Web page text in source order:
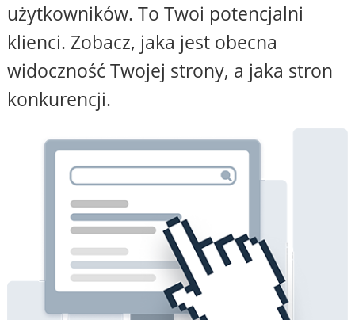
użytkowników. To Twoi potencjalni
klienci. Zobacz, jaka jest obecna
widoczność Twojej strony, a jaka stron
konkurencji.